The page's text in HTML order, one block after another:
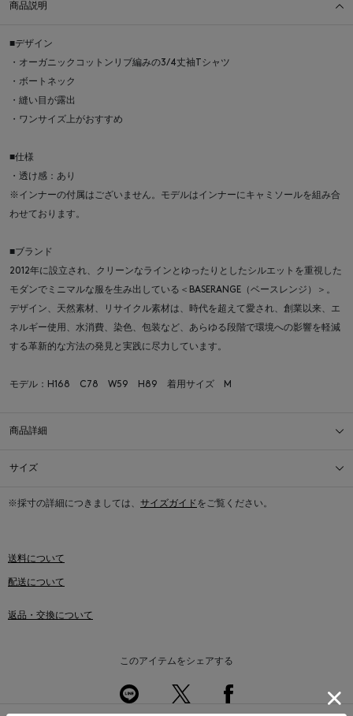
商品説明
■デザイン
・オーガニックコットンリブ編みの3/4丈袖Tシャツ
・ボートネック
・縫い目が露出
・ワンサイズ上がおすすめ
■仕様
・透け感：あり
※インナーの付属はございません。モデルはインナーにキャミソールを組み合
わせております。
■ブランド
2012年に設立され、クリーンなラインとゆったりとしたシルエットを重視した
モダンでミニマルな服を生み出している＜BASERANGE（ベースレンジ）＞。
デザイン、天然素材、リサイクル素材は、時代を超えて愛され、創業以来、エ
ネルギー使用、水消費、染色、包装など、あらゆる段階で環境への影響を軽減
する革新的な方法の発見と実践に尽力しています。
モデル：H168 C78 W59 H89 着用サイズ M
商品詳細
サイズ
※採寸の詳細につきましては、 サイズガイドをご覧ください。
送料について
配送について
返品・交換について
このアイテムをシェアする